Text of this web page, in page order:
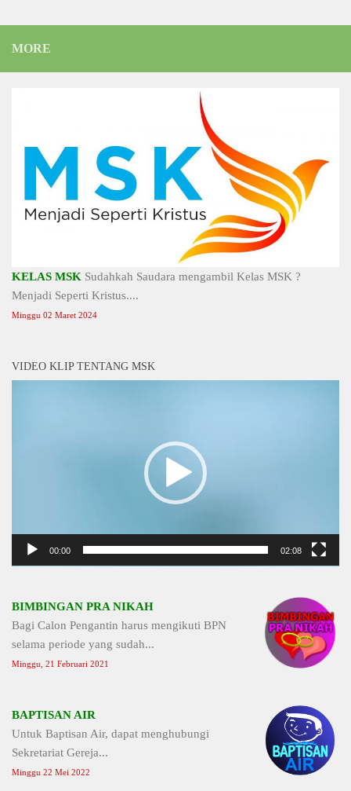
MORE
KELAS MSK Sudahkah Saudara mengambil Kelas MSK ?
Menjadi Seperti Kristus....
Minggu 02 Maret 2024
VIDEO KLIP TENTANG MSK
00:00 02:08
BIMBINGAN PRA NIKAH
Bagi Calon Pengantin harus mengikuti BPN
selama periode yang sudah...
Minggu, 21 Februari 2021
BAPTISAN AIR
Untuk Baptisan Air, dapat menghubungi
Sekretariat Gereja...
Minggu 22 Mei 2022